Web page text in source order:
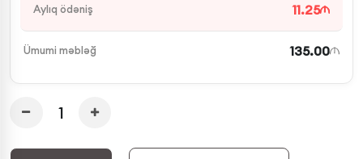
Aylıq ödəniş 11.25
Ümumi məbləğ 135.00